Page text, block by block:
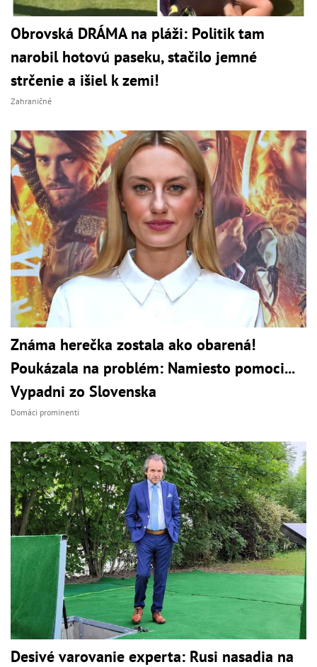
Obrovská DRÁMA na pláži: Politik tam
narobil hotovú paseku, stačilo jemné
strčenie a išiel k zemi!
Zahraničné
Známa herečka zostala ako obarená!
Poukázala na problém: Namiesto pomoci...
Vypadni zo Slovenska
Domáci prominenti
Desivé varovanie experta: Rusi nasadia na